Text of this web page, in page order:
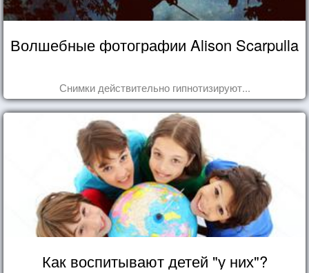
Волшебные фотографии Alison Scarpulla
Снимки действительно гипнотизируют...
Как воспитывают детей "у них"?